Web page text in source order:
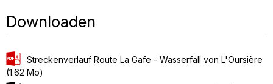
Downloaden
Streckenverlauf Route La Gafe - Wasserfall von L'Oursière
(1.62 Mo)